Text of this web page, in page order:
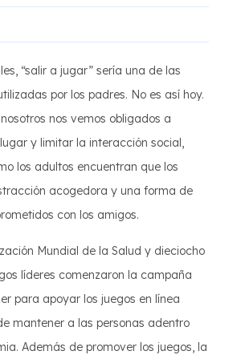
“salir a jugar” sería una de las
por los padres. No es así hoy.
nos vemos obligados a
y limitar la interacción social,
los adultos encuentran que los
acogedora y una forma de
con los amigos.
Mundial de la Salud y dieciocho
líderes comenzaron la campaña
para apoyar los juegos en línea
mantener a las personas adentro
Además de promover los juegos, la